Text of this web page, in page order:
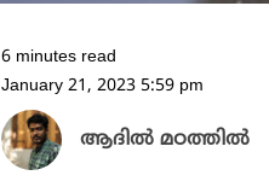
6 minutes read
January 21, 2023 5:59 pm
ആദിൽ മഠത്തിൽ